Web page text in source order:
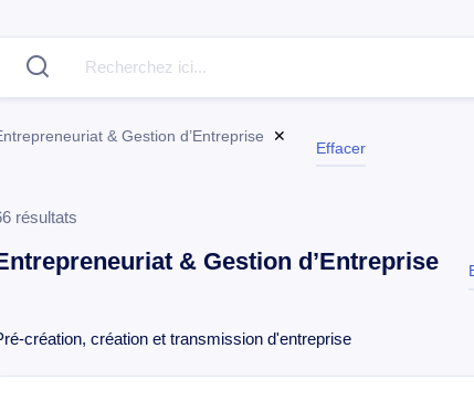
& Gestion d’Entreprise ✕
Effacer
résultats
& Gestion d’Entreprise
création, création et transmission d'entreprise